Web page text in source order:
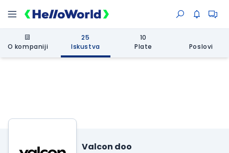
O kompaniji
25
Iskustva
10
Plate
Poslovi
Valcon doo